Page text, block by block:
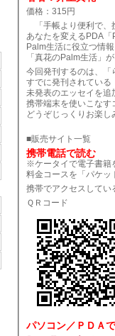
価格：315円
「手帳より便利で、
あなたを変えるPDA
Palm生活に役立つ情
「真花のPalm生活」
今回発刊するのは、
すでに発刊されてい
未発表のエッセイを追
携帯端末を使いこなす
どうぞじっくりお楽し
■販売サイト一覧
携帯電話で読む
※ケータイで電子書籍
料金コースを「パケッ
携帯でアクセスしてい
ＱＲコード
パソコン／ＰＤＡ